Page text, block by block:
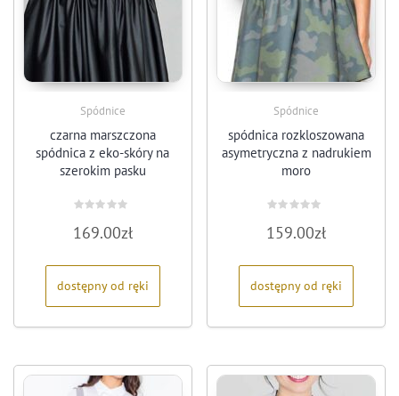
Spódnice
czarna marszczona
spódnica z eko-skóry na
szerokim pasku
0
na
169.00zł
dostępny od ręki
Spódnice
spódnica rozkloszowana
asymetryczna z nadrukiem
moro
0
na
159.00zł
dostępny od ręki